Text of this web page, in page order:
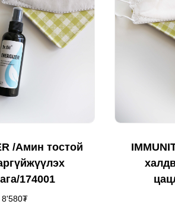
/Амин тостой
174001
8'580₮